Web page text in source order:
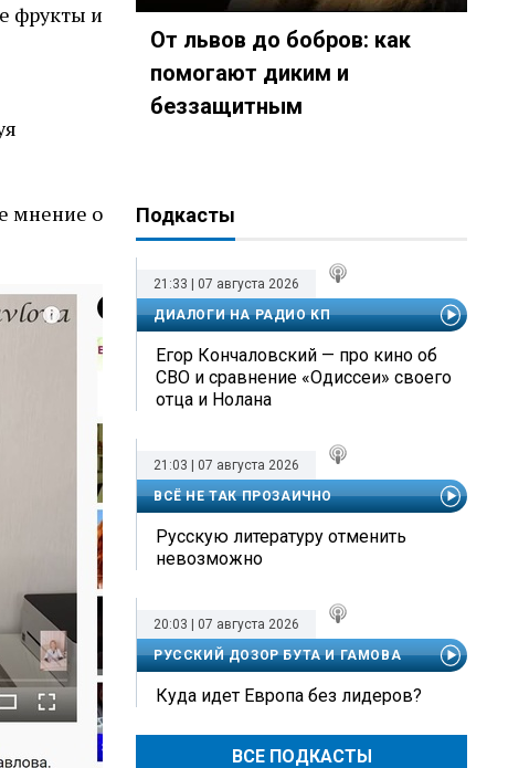
фрукты и
мнение о
От львов до бобров: как
помогают диким и
беззащитным
Подкасты
21:33 | 07 августа 2026
ДИАЛОГИ НА РАДИО КП
Егор Кончаловский — про кино об
СВО и сравнение «Одиссеи» своего
отца и Нолана
21:03 | 07 августа 2026
ВСЁ НЕ ТАК ПРОЗАИЧНО
Русскую литературу отменить
невозможно
20:03 | 07 августа 2026
РУССКИЙ ДОЗОР БУТА И ГАМОВА
Куда идет Европа без лидеров?
ВСЕ ПОДКАСТЫ